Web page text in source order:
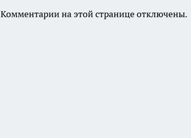
Комментарии на этой странице отключены.